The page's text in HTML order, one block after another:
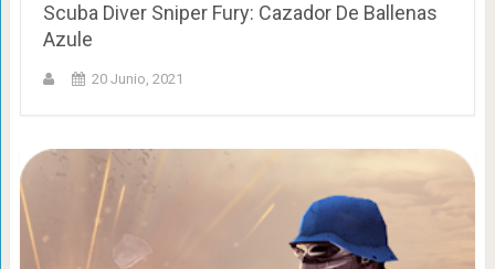
Scuba Diver Sniper Fury: Cazador De Ballenas
Azule
20 Junio, 2021